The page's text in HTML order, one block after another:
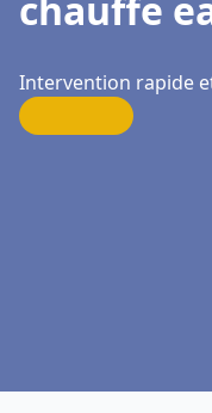
Intervention rapide